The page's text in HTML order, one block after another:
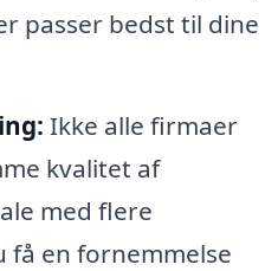
passer bedst til dine
Ikke alle firmaer
kvalitet af
med flere
få en fornemmelse